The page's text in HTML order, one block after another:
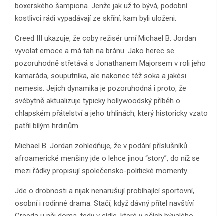
boxerského šampiona. Jenže jak už to bývá, podobní
kostlivci rádi vypadávají ze skříní, kam byli uloženi.
Creed III ukazuje, že coby režisér umí Michael B. Jordan
vyvolat emoce a má tah na bránu. Jako herec se
pozoruhodně střetává s Jonathanem Majorsem v roli jeho
kamaráda, souputníka, ale nakonec též soka a jakési
nemesis. Jejich dynamika je pozoruhodná i proto, že
svébytně aktualizuje typicky hollywoodský příběh o
chlapském přátelství a jeho trhlinách, který historicky vzato
patřil bílým hrdinům.
Michael B. Jordan zohledňuje, že v podání příslušníků
afroamerické menšiny jde o lehce jinou “story”, do níž se
mezi řádky propisují společensko-politické momenty.
Jde o drobnosti a nijak nenarušují probíhající sportovní,
osobní i rodinné drama. Stačí, když dávný přítel navštíví